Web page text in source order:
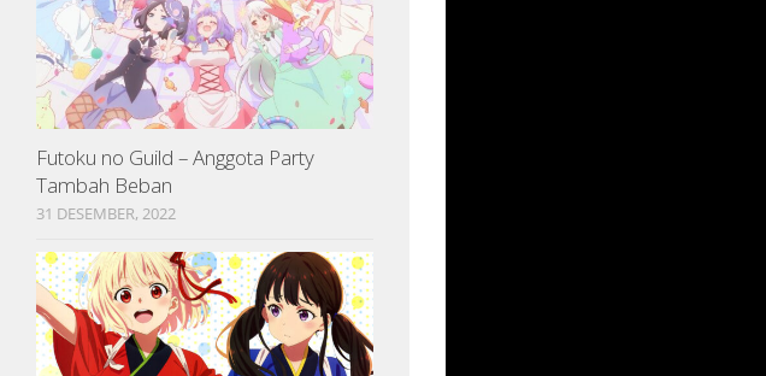
Futoku no Guild – Anggota Party
Tambah Beban
31 DESEMBER, 2022